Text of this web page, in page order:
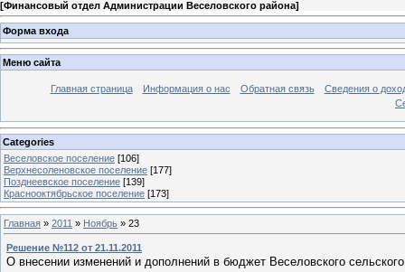
[Финансовый отдел Администрации Веселовского района]
Форма входа
Меню сайта
Главная страница Информация о нас Обратная связь
Сведения о
Categories
Веселовское поселение [106]
Верхнесоленовское поселение [177]
Позднеевское поселение [139]
Краснооктябрьское поселение [173]
Главная » 2011 » Ноябрь » 23
Решение №112 от 21.11.2011
О внесении изменений и дополнений в бюджет Веселовского